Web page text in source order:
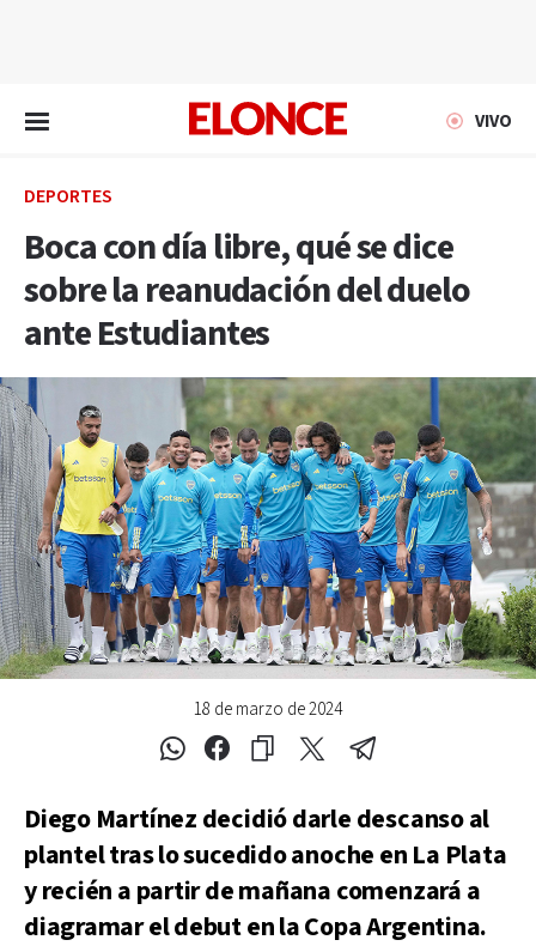
VIVO
DEPORTES
Boca con día libre, qué se dice
sobre la reanudación del duelo
ante Estudiantes
18 de marzo de 2024
Diego Martínez decidió darle descanso al
plantel tras lo sucedido anoche en La Plata
y recién a partir de mañana comenzará a
diagramar el debut en la Copa Argentina.